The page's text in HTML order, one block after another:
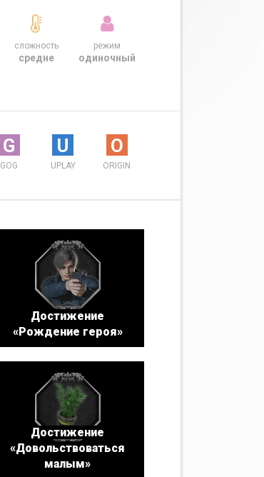
сложность
средне
режим
одиночный
G
GOG
U
UPLAY
O
ORIGIN
Достижение
«Рождение героя»
Достижение
«Довольствоваться
малым»